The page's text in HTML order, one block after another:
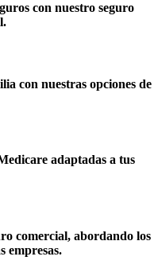
con nuestro seguro
con nuestras opciones de
adaptadas a tus
comercial, abordando los
empresas.